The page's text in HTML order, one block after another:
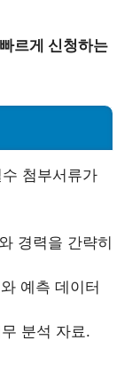
르게 신청하는
첨부서류가
경력을 간략히
예측 데이터
분석 자료.